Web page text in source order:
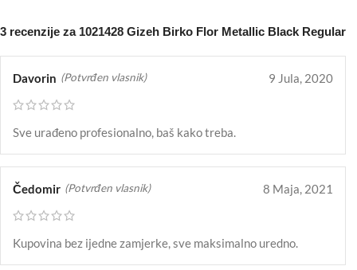
3 recenzije za 1021428 Gizeh Birko Flor Metallic Black Regular
Davorin (Potvrđen vlasnik) 9 Jula, 2020
Sve urađeno profesionalno, baš kako treba.
Čedomir (Potvrđen vlasnik) 8 Maja, 2021
Kupovina bez ijedne zamjerke, sve maksimalno uredno.